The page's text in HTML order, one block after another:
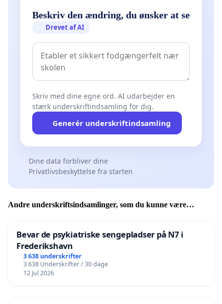
Beskriv den ændring, du ønsker at se
Drevet af AI
Skriv med dine egne ord. AI udarbejder en
stærk underskriftindsamling for dig.
Generér underskriftindsamling
Dine data forbliver dine
Privatlivsbeskyttelse fra starten
Andre underskriftsindsamlinger, som du kunne være
Bevar de psykiatriske sengepladser på N7 i
Frederikshavn
3 638 underskrifter
3 638 Underskrifter / 30 dage
12 Jul 2026